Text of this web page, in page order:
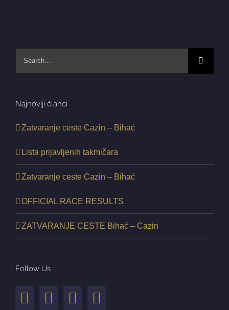
Najnoviji članci
Zatvaranje ceste Cazin – Bihać
Lista prijavljenih takmičara
Zatvaranje ceste Cazin – Bihać
OFFICIAL RACE RESULTS
ZATVARANJE CESTE Bihać – Cazin
Follow Us